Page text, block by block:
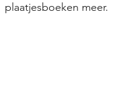
plaatjesboeken meer.